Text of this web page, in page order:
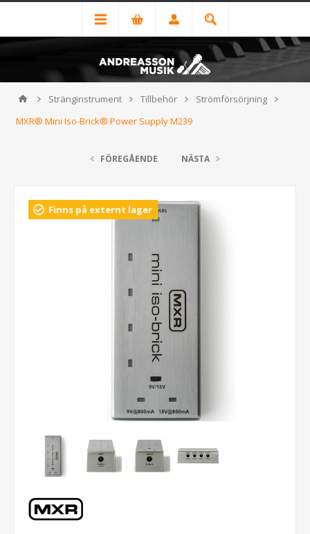
Stränginstrument Tillbehör
Strömförsörjning
MXR® Mini Iso-Brick® Power Supply M239
FÖREGÅENDE NÄSTA
Finns på externt lager